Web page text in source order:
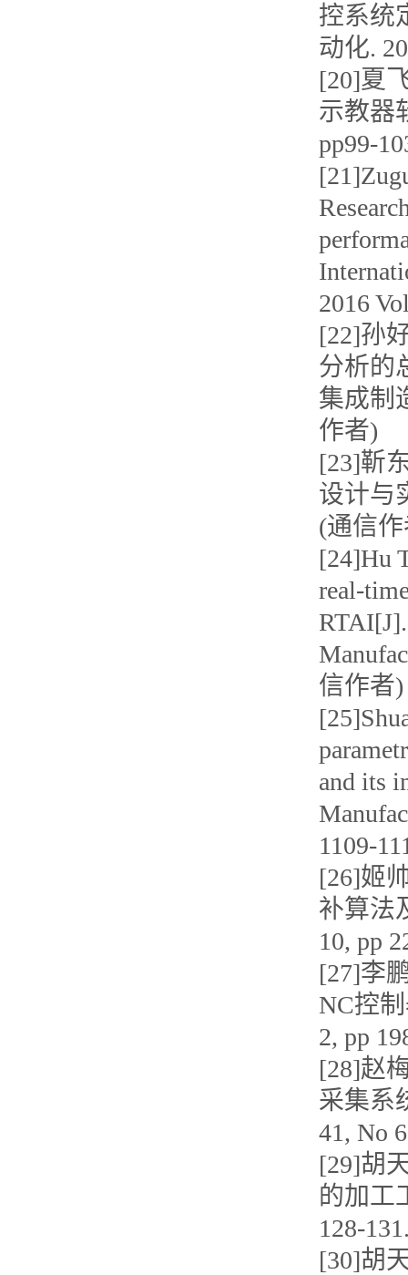
控系统
动化.
[20]夏
示教器
pp99-
2016
[22]孙
分析的
集成制
作者)
[23]靳
设计与
(通信
[24]Hu
real-
信作者)
and its
1109-
[26]姬
补算法
10, pp
[27]李
NC控
2, pp
[28]赵
采集系
41, No
[29]胡
的加工
128-
[30]胡